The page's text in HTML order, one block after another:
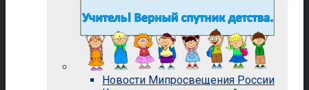
Новости Мипросвещения России